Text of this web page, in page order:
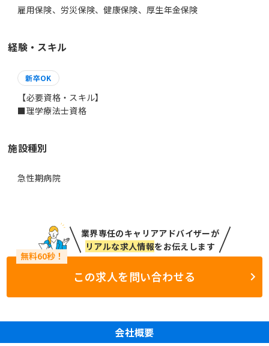
雇用保険、労災保険、健康保険、厚生年金保険
経験・スキル
新卒OK
【必要資格・スキル】
■理学療法士資格
施設種別
急性期病院
業界専任のキャリアアドバイザーが
リアルな求人情報をお伝えします
この求人を問い合わせる
会社概要